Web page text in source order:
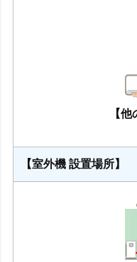
【
【室外機 設置場所】